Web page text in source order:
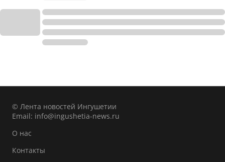
© Лента новостей Ингушетии
Email: info@ingushetia-news.ru
О нас
Контакты